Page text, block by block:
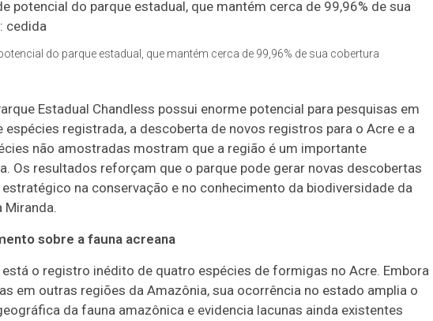
do parque estadual, que mantém cerca de 99,96% de sua cobertura
Estadual Chandless possui enorme potencial para pesquisas em
espécies registrada, a descoberta de novos registros para o Acre e a
não amostradas mostram que a região é um importante
Os resultados reforçam que o parque pode gerar novas descobertas
na conservação e no conhecimento da biodiversidade da
Miranda.
sobre a fauna acreana
o registro inédito de quatro espécies de formigas no Acre. Embora
em outras regiões da Amazônia, sua ocorrência no estado amplia o
da fauna amazônica e evidencia lacunas ainda existentes